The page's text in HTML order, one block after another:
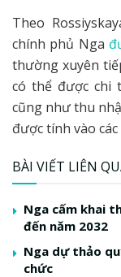
Theo
chính phủ Nga
thường xuyên
có thể được chi
cũng như thu
được tính vào
BÀI VIẾT LIÊN
Nga cấm khai
đến năm 2032
Nga dự thảo
chức